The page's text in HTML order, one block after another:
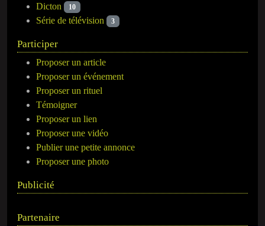
Dicton 10
Série de télévision 3
Participer
Proposer un article
Proposer un événement
Proposer un rituel
Témoigner
Proposer un lien
Proposer une vidéo
Publier une petite annonce
Proposer une photo
Publicité
Partenaire